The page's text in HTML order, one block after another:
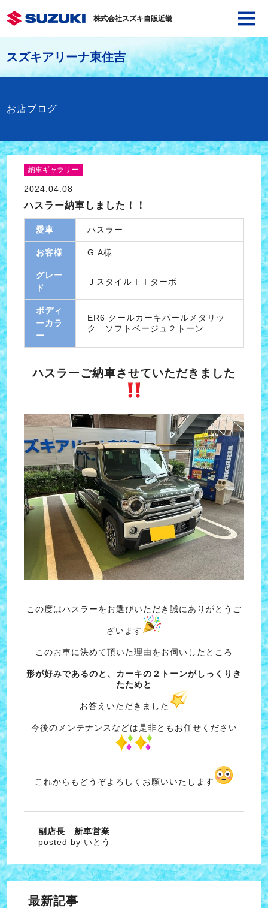
株式会社スズキ自販近畿
スズキアリーナ東住吉
お店ブログ
納車ギャラリー
2024.04.08
ハスラー納車しました！！
愛車 ハスラー
お客様 G.A様
グレー
ド
ＪスタイルＩＩターボ
ボディ
ーカラ
ー
ER6 クールカーキパールメタリッ
ク ソフトベージュ２トーン
ハスラーご納車させていただきました
この度はハスラーをお選びいただき誠にありがとうご
ざいます
このお車に決めて頂いた理由をお伺いしたところ
形が好みであるのと、カーキの２トーンがしっくりき
たためと
お答えいただきました
今後のメンテナンスなどは是非ともお任せください
これからもどうぞよろしくお願いいたします
副店長 新車営業
posted by いとう
最新記事